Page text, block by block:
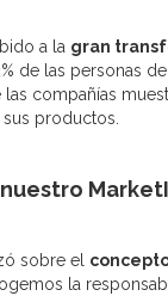
a la gran
de las personas
compañías
productos.
sobre el
la